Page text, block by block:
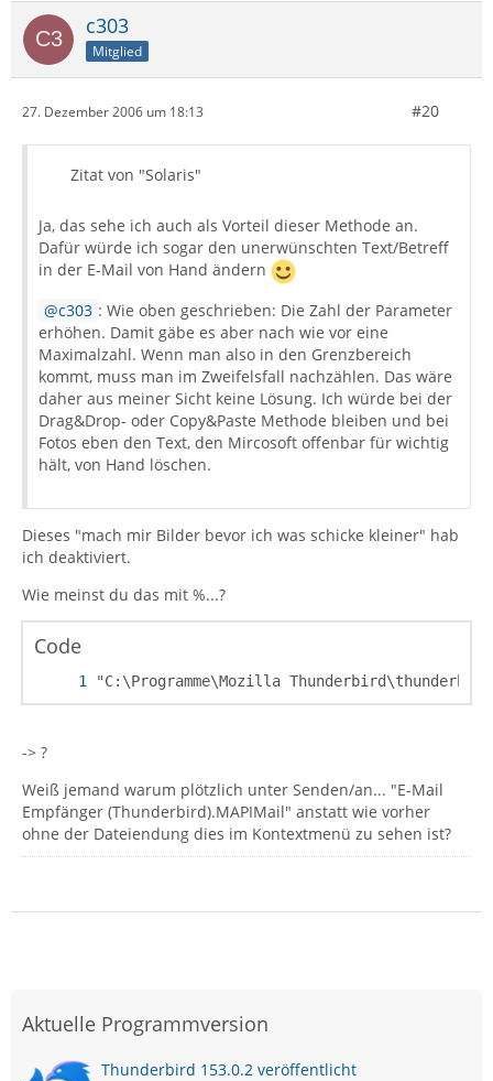
c303
Mitglied
27. Dezember 2006 um 18:13 #20
Zitat von "Solaris"
Ja, das sehe ich auch als Vorteil dieser Methode an.
Dafür würde ich sogar den unerwünschten Text/Betreff
in der E-Mail von Hand ändern
c303 : Wie oben geschrieben: Die Zahl der Parameter
erhöhen. Damit gäbe es aber nach wie vor eine
Maximalzahl. Wenn man also in den Grenzbereich
kommt, muss man im Zweifelsfall nachzählen. Das wäre
daher aus meiner Sicht keine Lösung. Ich würde bei der
Drag&Drop- oder Copy&Paste Methode bleiben und bei
Fotos eben den Text, den Mircosoft offenbar für wichtig
hält, von Hand löschen.
Dieses "mach mir Bilder bevor ich was schicke kleiner" hab
ich deaktiviert.
Wie meinst du das mit %...?
Code
"C:\Programme\Mozilla
-> ?
Weiß jemand warum plötzlich unter Senden/an... "E-Mail
Empfänger (Thunderbird).MAPIMail" anstatt wie vorher
ohne der Dateiendung dies im Kontextmenü zu sehen ist?
Aktuelle Programmversion
Thunderbird 153.0.2 veröffentlicht